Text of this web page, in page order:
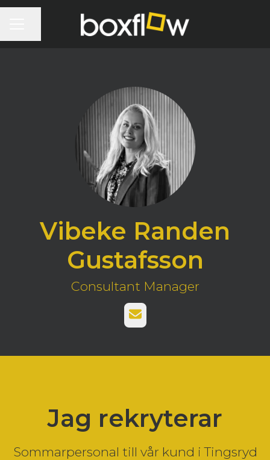
Vibeke Randen
Gustafsson
Consultant Manager
E-post
Jag rekryterar
Sommarpersonal till vår kund i Tingsryd